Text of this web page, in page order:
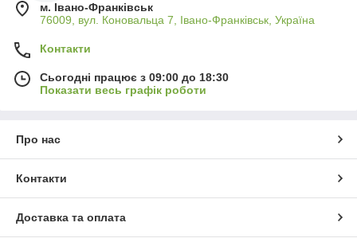
м. Івано-Франківськ
76009, вул. Коновальца 7, Івано-Франківськ, Україна
Контакти
Сьогодні працює з 09:00 до 18:30
Показати весь графік роботи
Про нас
Контакти
Доставка та оплата